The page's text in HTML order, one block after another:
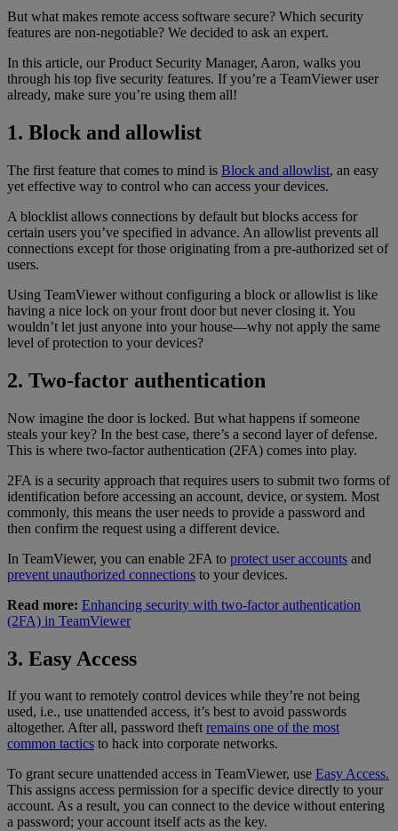
But what makes remote access software secure? Which security
features are non-negotiable? We decided to ask an expert.
In this article, our Product Security Manager, Aaron, walks you
through his top five security features. If you’re a TeamViewer user
already, make sure you’re using them all!
1. Block and allowlist
The first feature that comes to mind is Block and allowlist, an easy
yet effective way to control who can access your devices.
A blocklist allows connections by default but blocks access for
certain users you’ve specified in advance. An allowlist prevents all
connections except for those originating from a pre-authorized set of
users.
Using TeamViewer without configuring a block or allowlist is like
having a nice lock on your front door but never closing it. You
wouldn’t let just anyone into your house—why not apply the same
level of protection to your devices?
2. Two-factor authentication
Now imagine the door is locked. But what happens if someone
steals your key? In the best case, there’s a second layer of defense.
This is where two-factor authentication (2FA) comes into play.
2FA is a security approach that requires users to submit two forms of
identification before accessing an account, device, or system. Most
commonly, this means the user needs to provide a password and
then confirm the request using a different device.
In TeamViewer, you can enable 2FA to protect user accounts and
prevent unauthorized connections to your devices.
Read more: Enhancing security with two-factor authentication
(2FA) in TeamViewer
3. Easy Access
If you want to remotely control devices while they’re not being
used, i.e., use unattended access, it’s best to avoid passwords
altogether. After all, password theftremains one of the most
common tactics to hack into corporate networks.
To grant secure unattended access in TeamViewer, use Easy Access.
This assigns access permission for a specific device directly to your
account. As a result, you can connect to the device without entering
a password; your account itself acts as the key.